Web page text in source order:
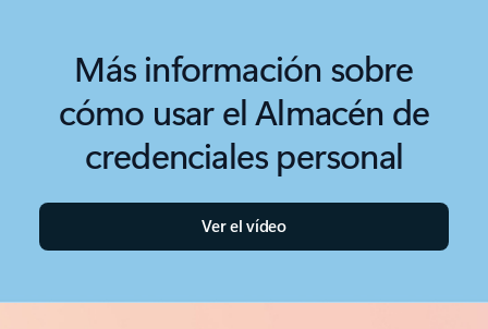
Más información sobre
cómo usar el Almacén de
credenciales personal
Ver el vídeo